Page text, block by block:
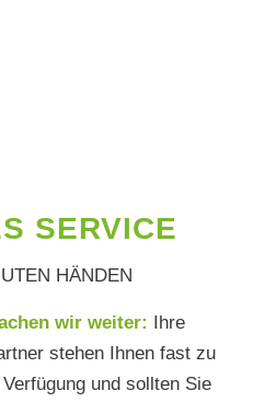
SERVICE
HÄNDEN
wir weiter: Ihre
stehen Ihnen fast zu
und sollten Sie